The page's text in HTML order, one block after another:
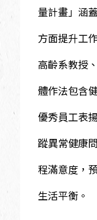
量計畫」涵
方面提升工
高齡系教授
體作法包含
優秀員工表
蹤異常健康
程滿意度，
生活平衡。